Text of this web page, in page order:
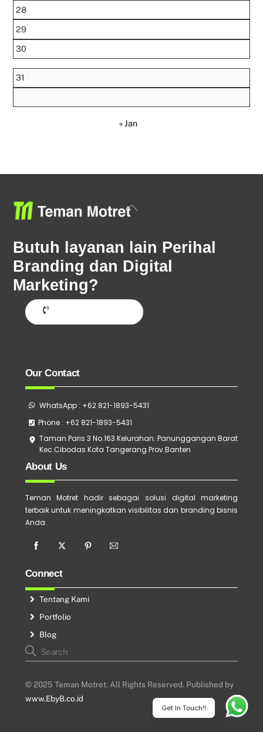
Get In Touch!!
28
29
30
31
« Jan
Back
Butuh layanan lain Perihal
Branding dan Digital
Marketing?
Our Contact
WhatsApp : +62 821-1893-5431
Phone : +62 821-1893-5431
Taman Paris 3 No.163 Kelurahan. Panunggangan Barat
Kec.Cibodas Kota Tangerang Prov.Banten
About Us
Teman Motret hadir sebagai solusi digital marketing
terbaik untuk meningkatkan visibilitas dan branding bisnis
Anda.
Connect
Tentang Kami
Portfolio
Blog
© 2025 Teman Motret. All Rights Reserved. Published by
www.EbyB.co.id